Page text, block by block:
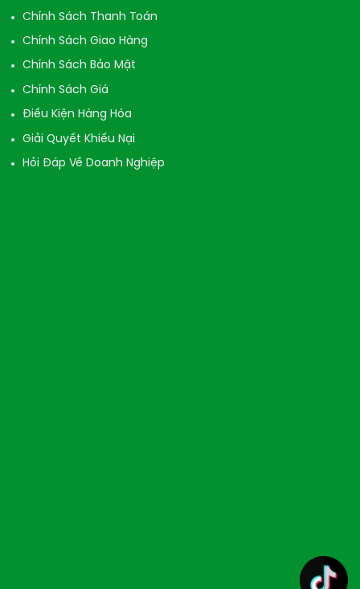
Chính Sách Thanh Toán
Chính Sách Giao Hàng
Chính Sách Bảo Mật
Chính Sách Giá
Điều Kiện Hàng Hóa
Giải Quyết Khiếu Nại
Hỏi Đáp Về Doanh Nghiệp